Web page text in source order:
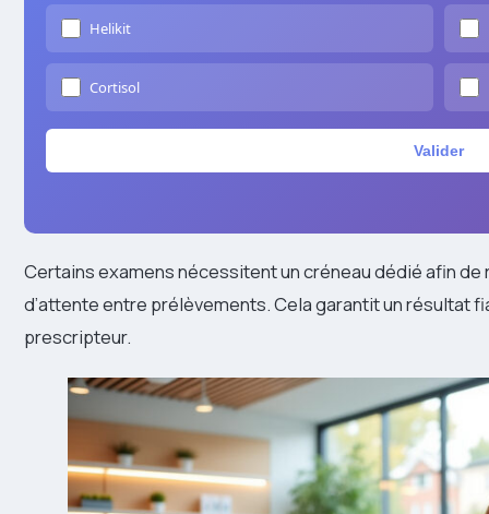
Helikit
Cortisol
Valider
Certains examens nécessitent un créneau dédié afin
d’attente entre prélèvements. Cela garantit un résultat
prescripteur.